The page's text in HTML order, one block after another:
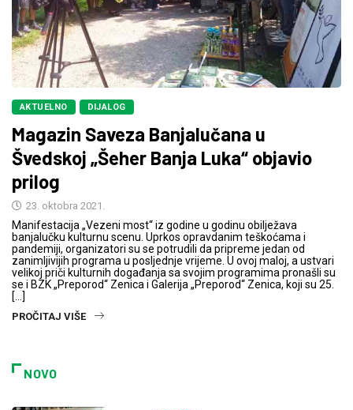
AKTUELNO DIJALOG
Magazin Saveza Banjalučana u
Švedskoj „Šeher Banja Luka“ objavio
prilog
23. oktobra 2021.
Manifestacija „Vezeni most“ iz godine u godinu obilježava
banjalučku kulturnu scenu. Uprkos opravdanim teškoćama i
pandemiji, organizatori su se potrudili da pripreme jedan od
zanimljivijih programa u posljednje vrijeme. U ovoj maloj, a ustvari
velikoj priči kulturnih događanja sa svojim programima pronašli su
se i BZK „Preporod“ Zenica i Galerija „Preporod“ Zenica, koji su 25.
[…]
PROČITAJ VIŠE
NOVO